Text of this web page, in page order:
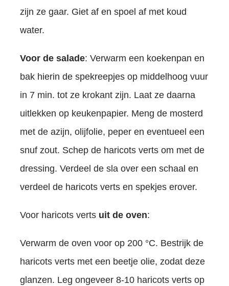
zijn ze gaar. Giet af en spoel af met koud
water.
Voor de salade: Verwarm een koekenpan en
bak hierin de spekreepjes op middelhoog vuur
in 7 min. tot ze krokant zijn. Laat ze daarna
uitlekken op keukenpapier. Meng de mosterd
met de azijn, olijfolie, peper en eventueel een
snuf zout. Schep de haricots verts om met de
dressing. Verdeel de sla over een schaal en
verdeel de haricots verts en spekjes erover.
Voor haricots verts uit de oven:
Verwarm de oven voor op 200 °C. Bestrijk de
haricots verts met een beetje olie, zodat deze
glanzen. Leg ongeveer 8-10 haricots verts op